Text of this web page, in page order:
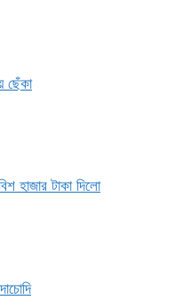
ছেঁকা
হাজার টাকা দিলো